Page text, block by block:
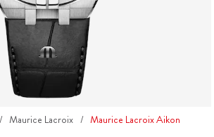
Maurice Lacroix Maurice Lacroix Aikon